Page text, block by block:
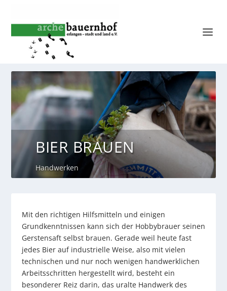
BIER BRAUEN
Handwerken
Mit den richtigen Hilfsmitteln und einigen
Grundkenntnissen kann sich der Hobbybrauer seinen
Gerstensaft selbst brauen. Gerade weil heute fast
jedes Bier auf industrielle Weise, also mit vielen
technischen und nur noch wenigen handwerklichen
Arbeitsschritten hergestellt wird, besteht ein
besonderer Reiz darin, das uralte Handwerk des